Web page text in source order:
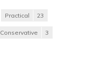
Practical 23
Conservative 3